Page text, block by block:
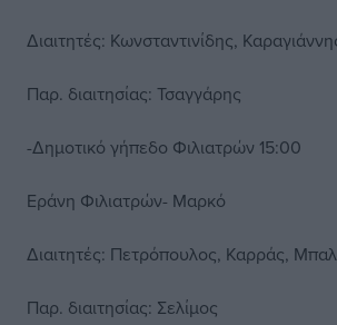
Διαιτητές: Κωνσταντινίδης,
Παρ. διαιτησίας: Τσαγγάρης
-Δημοτικό γήπεδο Φιλιατρών 15:00
Εράνη Φιλιατρών- Μαρκό
Διαιτητές: Πετρόπουλος, Καρράς,
Παρ. διαιτησίας: Σελίμος